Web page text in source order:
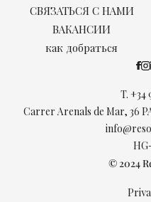
T. +34
Carrer Arenals de Mar, 36
СВЯЗАТЬСЯ С НАМИ
ВАКАНСИИ
как добраться
© 2024